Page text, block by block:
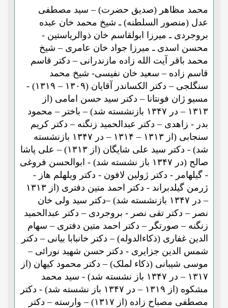
محمد مظاهر (صدیق حضرت) – سید مصطفی
عدل (منصور السلطنه) ـ شیخ محمد خان عبده
بروجردی ـ میرزا ابولقاسم خان ذوالریاستین -
محسن اسدی ـ میرزا جواد خان عامری – شیخ
محمد باقر آیت الله زاده مازندرانی – دکتر قاسم
قاسم زاده – سعید خان نفیسی- شیخ محمد
سنگلجی – دکتر الکساندر آقایان (۱۳۰۹ – ۱۳۱۹) -
مسیو ژان فونتانا – دکتر سید حسن امامی (از
۱۳۱۳ – در ۱۳۴۷ بازنشسته شد) – باختر – محمود
بدر - زاهدی – دکتر عبدالحمید زنگنه – دکتر کریم
سنجابی (از ۱۳۱۳ – ۱۳۱۴ – در ۱۳۴۷ بازنشسته
شد) - دکتر سید علی شایگان (از ۱۳۱۳) – علی پاشا
صالح (در ۱۳۴۷ باز نشسته شد) - ابوالحسن فروغی
- گیلهامر - دکتر ژولین لافون - دکتر ویلهلم هاز -
ژرمن گیلدبراند - دکتر احمد متین دفتری (از ۱۳۱۳
– در ۱۳۴۷ بازنشسته شد) –دکتر سید ولی خان
نصر – دکتر تقی نصر - بروجردی – دکتر عبدالحمید
زنگنه – صورتگر – دکتر احمد متین دفتری – سهام
الدین غفاری (ذکاءالدوله) – دکتر خانبابا بیانی – دکتر
شمس الدین جزایری - دکتر حسن شهید نورائی –
موسی شیبانی (ذکاء لملک) – دکتر محمود کیهان (از
۱۳۱۷ – در ۱۳۴۷ باز نشسته شد) - سید محمد
مشکوه (از ۱۳۱۹ – در ۱۳۴۷ باز نشسته شد) - دکتر
مصطفی مصباح زاده (از ۱۳۱۷) – وارسته – دکتر